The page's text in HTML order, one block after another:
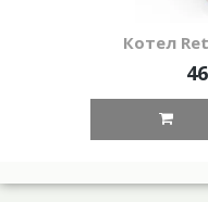
Котел